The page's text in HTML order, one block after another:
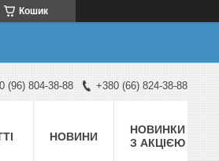
Кошик
(96) 804-38-88 +380 (66) 824-38-88
НОВИНИ
НОВИНКИ
З АКЦІЄЮ